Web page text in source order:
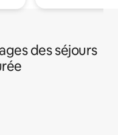
des séjours